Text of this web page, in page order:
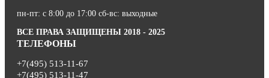
пн-пт: с 8:00 до 17:00 сб-вс: выходные
ВСЕ ПРАВА ЗАЩИЩЕНЫ 2018 - 2025
ТЕЛЕФОНЫ
+7(495) 513-11-67
+7(495) 513-11-47